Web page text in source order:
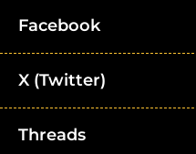
Facebook
X (Twitter)
Threads